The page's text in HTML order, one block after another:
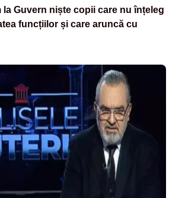
la Guvern niște copii care nu înțeleg
funcțiilor și care aruncă cu